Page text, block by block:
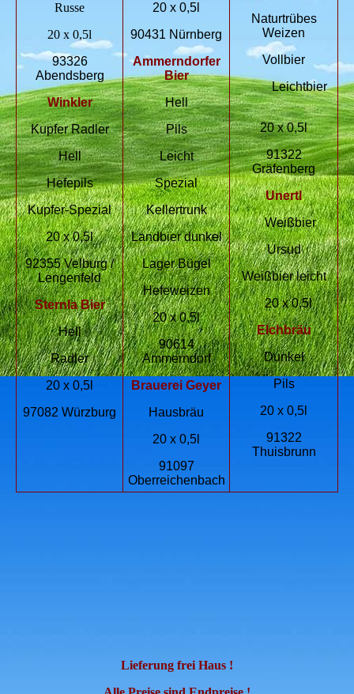
Russe
20 x 0,5l
93326
Abendsberg
Winkler
Kupfer Radler
Hell
Hefepils
Kupfer-Spezial
20 x 0,5l
92355 Velburg /
Lengenfeld
Sternla Bier
Hell
Radler
20 x 0,5l
97082 Würzburg
20 x 0,5l
90431 Nürnberg
Ammerndorfer
Bier
Hell
Pils
Leicht
Spezial
Kellertrunk
Landbier dunkel
Lager Bügel
Hefeweizen
20 x 0,5l
90614
Ammerndorf
Brauerei Geyer
Hausbräu
20 x 0,5l
91097
Oberreichenbach
Naturtrübes
Weizen
Vollbier
Leichtbier
20 x 0,5l
91322
Gräfenberg
Unertl
Weißbier
Ursud
Weißbier leicht
20 x 0,5l
Elchbräu
Dunkel
Pils
20 x 0,5l
91322
Thuisbrunn
Lieferung frei Haus !